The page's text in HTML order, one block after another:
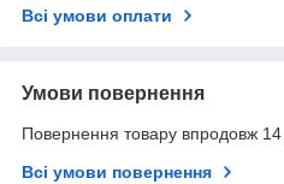
Всі умови оплати
Умови повернення
Повернення товару впродовж 14
Всі умови повернення